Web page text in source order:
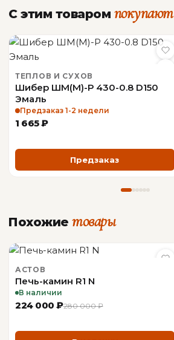
Производитель Cashin
С этим товаром покупают
ТЕПЛОВ И СУХОВ
Шибер ШМ(М)-Р 430-0.8 D150
Эмаль
Предзаказ 1-2 недели
1 665 ₽
Предзаказ
Похожие товары
АСТОВ
Печь-камин R1 N
В наличии
224 000 ₽280 000 ₽